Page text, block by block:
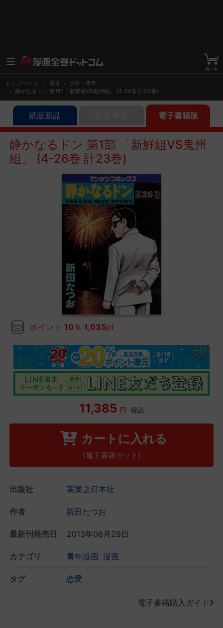
トップページ 電子
少年・青年
静かなるドン 第1部 「新鮮組VS鬼州組」 (4-26巻 計23巻)
紙版新品 電子書籍版
静かなるドン 第1部 「新鮮組VS鬼州
組」 (4-26巻 計23巻)
ポイント 10 ％ 1,035pt
11,385 円 税込
カートに入れる
(電子書籍セット)
出版社 実業之日本社
作者 新田たつお
最新刊発売日 2013年06月29日
カテゴリ 青年漫画 漫画
タグ 恋愛
電子書籍購入ガイド